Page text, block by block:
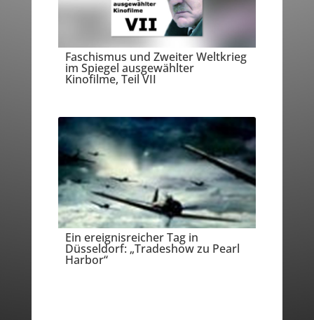
Faschismus und Zweiter Weltkrieg
im Spiegel ausgewählter
Kinofilme, Teil VII
Ein ereignisreicher Tag in
Düsseldorf: „Tradeshow zu Pearl
Harbor“